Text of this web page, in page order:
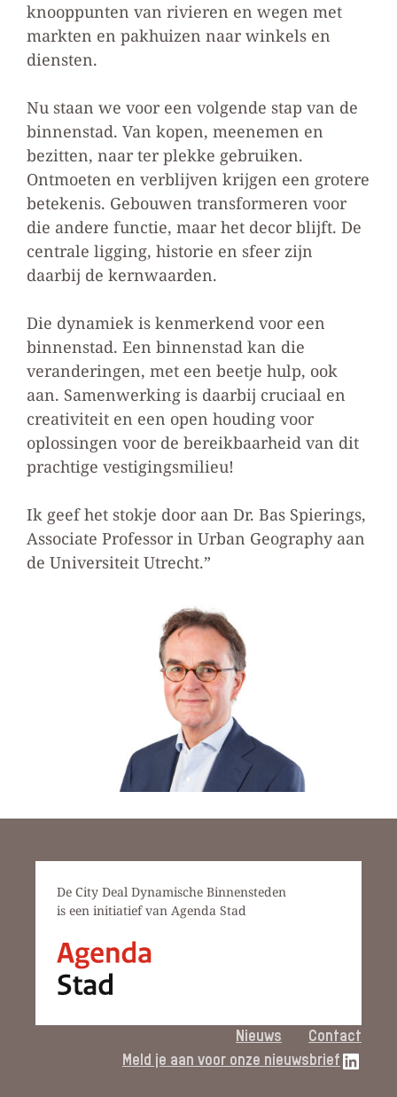
knooppunten van rivieren en wegen met
markten en pakhuizen naar winkels en
diensten.
Nu staan we voor een volgende stap van de
binnenstad. Van kopen, meenemen en
bezitten, naar ter plekke gebruiken.
Ontmoeten en verblijven krijgen een grotere
betekenis. Gebouwen transformeren voor
die andere functie, maar het decor blijft. De
centrale ligging, historie en sfeer zijn
daarbij de kernwaarden.
Die dynamiek is kenmerkend voor een
binnenstad. Een binnenstad kan die
veranderingen, met een beetje hulp, ook
aan. Samenwerking is daarbij cruciaal en
creativiteit en een open houding voor
oplossingen voor de bereikbaarheid van dit
prachtige vestigingsmilieu!
Ik geef het stokje door aan Dr. Bas Spierings,
Associate Professor in Urban Geography aan
de Universiteit Utrecht.”
De City Deal Dynamische Binnensteden
is een initiatief van Agenda Stad
Nieuws
Contact
Meld je aan voor onze nieuwsbriefLinkedIn link